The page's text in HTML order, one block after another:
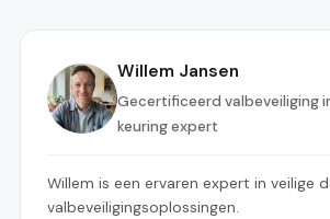
Willem Jansen
Gecertificeerd valbeveiliging
keuring expert
Willem is een ervaren expert in veilige
valbeveiligingsoplossingen.